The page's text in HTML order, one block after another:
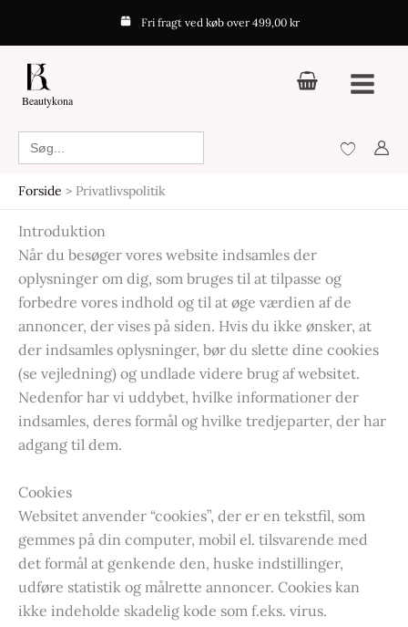
indholdet
Fri fragt ved køb over 499,00 kr
Beautykona
Search
for:
Forside Privatlivspolitik
Introduktion
Når du besøger vores website indsamles der
oplysninger om dig, som bruges til at tilpasse og
forbedre vores indhold og til at øge værdien af de
annoncer, der vises på siden. Hvis du ikke ønsker, at
der indsamles oplysninger, bør du slette dine cookies
(se vejledning) og undlade videre brug af websitet.
Nedenfor har vi uddybet, hvilke informationer der
indsamles, deres formål og hvilke tredjeparter, der har
adgang til dem.
Cookies
Websitet anvender “cookies”, der er en tekstfil, som
gemmes på din computer, mobil el. tilsvarende med
det formål at genkende den, huske indstillinger,
udføre statistik og målrette annoncer. Cookies kan
ikke indeholde skadelig kode som f.eks. virus.